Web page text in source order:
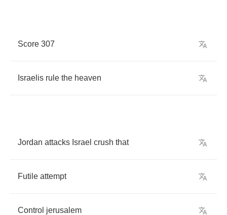
Score 307
Israelis rule the heaven
Jordan attacks Israel crush that
Futile attempt
Control jerusalem